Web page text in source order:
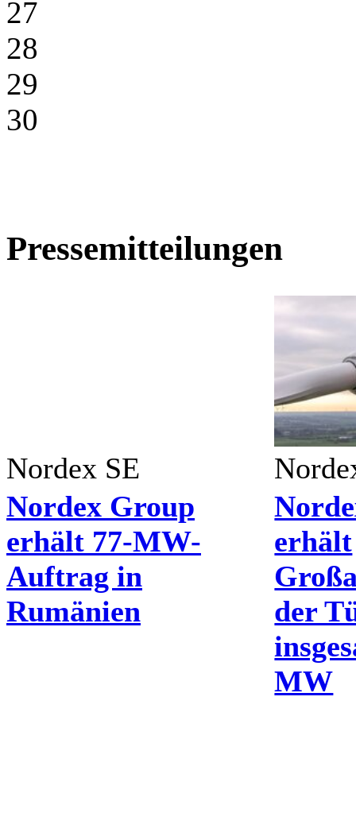
27
28
29
30
Pressemitteilungen
Nordex SE
Nordex Group
erhält 77-MW-
Auftrag in
Rumänien
erhält
der
MW